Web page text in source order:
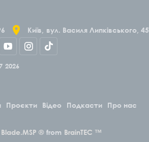
Київ вул. Василя Липківського, 45
2026
Проєкти Відео Подкасти Про нас
Blade.MSP ® from BrainTEC ™